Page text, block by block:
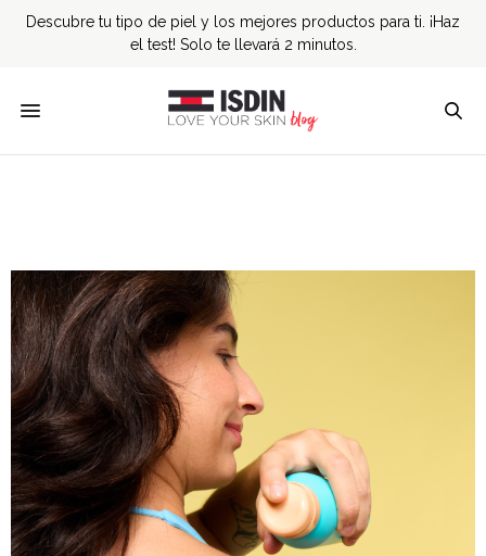
Descubre tu tipo de piel y los mejores productos para ti. ¡Haz
el test! Solo te llevará 2 minutos.